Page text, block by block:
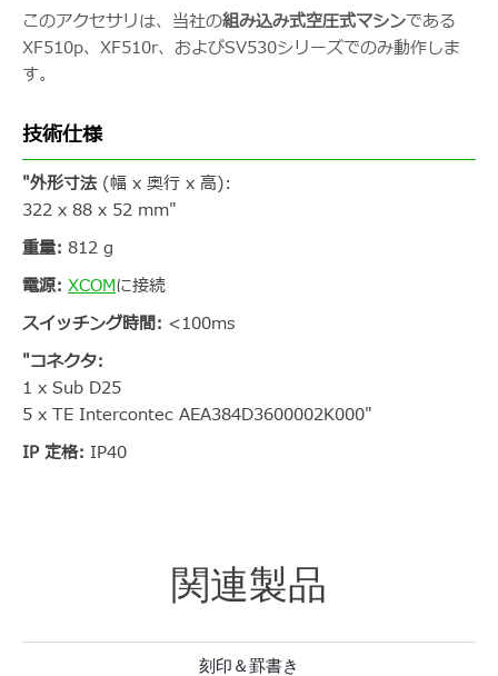
このアクセサリは、当社の組み込み式空圧式マシンである
XF510p、XF510r、およびSV530シリーズでのみ動作しま
す。
技術仕様
"外形寸法 (幅 x 奥行 x 高):
322 x 88 x 52 mm"
重量: 812 g
電源: XCOMに接続
スイッチング時間: <100ms
"コネクタ:
1 x Sub D25
5 x TE Intercontec AEA384D3600002K000"
IP 定格: IP40
関連製品
刻印＆罫書き